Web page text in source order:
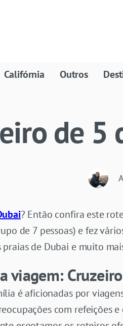
Califórnia Outros
de 5
? Então confira este
de 7 pessoas) e fez
praias de Dubai e muito
viagem:
é aficionadas por
com refeições